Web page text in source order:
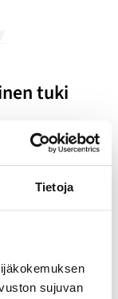
Tietoja
sujuvan
tuki
kanssa.